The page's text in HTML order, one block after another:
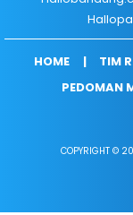
HOME TIM
PEDOMAN
COPYRIGHT ©